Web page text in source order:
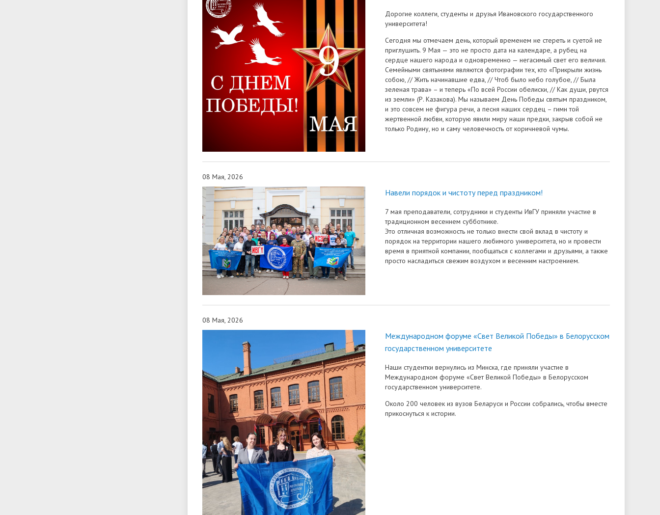
Дорогие коллеги, студенты и друзья Ивановского государственного
университета!
Сегодня мы отмечаем день, который временем не стереть и суетой не
приглушить. 9 Мая — это не просто дата на календаре, а рубец на
сердце нашего народа и одновременно — негасимый свет его величия.
Семейными святынями являются фотографии тех, кто «Прикрыли жизнь
собою, // Жить начинавшие едва, // Чтоб было небо голубое, // Была
зеленая трава» – и теперь «По всей России обелиски, // Как души, рвутся
из земли» (Р. Казакова). Мы называем День Победы святым праздником,
и это совсем не фигура речи, а песня наших сердец – гимн той
жертвенной любви, которую явили миру наши предки, закрыв собой не
только Родину, но и саму человечность от коричневой чумы.
08 Мая, 2026
Навели порядок и чистоту перед праздником!
7 мая преподаватели, сотрудники и студенты ИвГУ приняли участие в
традиционном весеннем субботнике.
Это отличная возможность не только внести свой вклад в чистоту и
порядок на территории нашего любимого университета, но и провести
время в приятной компании, пообщаться с коллегами и друзьями, а также
просто насладиться свежим воздухом и весенним настроением.
08 Мая, 2026
Международном форуме «Свет Великой Победы» в Белорусском
государственном университете
Наши студентки вернулись из Минска, где приняли участие в
Международном форуме «Свет Великой Победы» в Белорусском
государственном университете.
Около 200 человек из вузов Беларуси и России собрались, чтобы вместе
прикоснуться к истории.